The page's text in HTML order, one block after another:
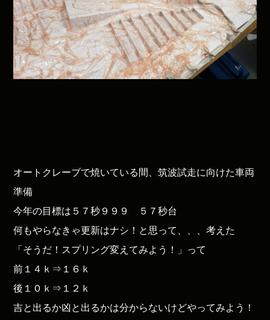
オートクレーブで焼いている間、筑波試走に向けた車両
準備
今年の目標は５７秒９９９ ５７秒台
何もやらなきゃ更新はナシ！と思って、、、考えた
「そうだ！スプリング変えてみよう！」って
前１４ｋ⇒１６ｋ
後１０ｋ⇒１２ｋ
吉と出るか凶と出るかは分からないけどやってみよう！